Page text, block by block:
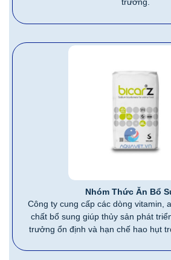
trường.
Nhóm Thức Ăn Bổ
Công ty cung cấp các dòng vitamin,
chất bổ sung giúp thủy sản phát
trưởng ổn định và hạn chế hao hụt